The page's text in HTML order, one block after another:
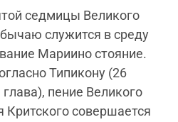
седмицы Великого
служится в среду
Мариино стояние.
Типикону (26
пение Великого
совершается